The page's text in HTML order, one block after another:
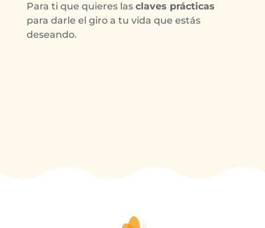
Para ti que quieres las claves prácticas
para darle el giro a tu vida que estás
deseando.